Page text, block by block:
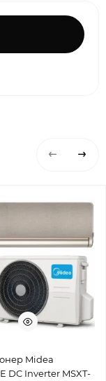
Midea
DC Inverter MSXT-